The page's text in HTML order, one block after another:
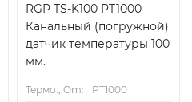
RGP TS-K100 PT1000
Канальный (погружной)
датчик температуры 100
мм.
Термо., Om:
PT1000